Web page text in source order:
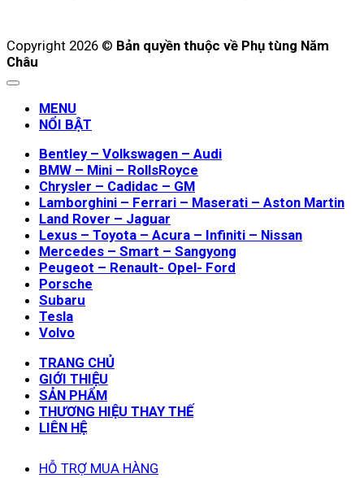
Copyright 2026 © Bản quyền thuộc về Phụ tùng Năm
Châu
MENU
NỔI BẬT
Bentley – Volkswagen – Audi
BMW – Mini – RollsRoyce
Chrysler – Cadidac – GM
Lamborghini – Ferrari – Maserati – Aston Martin
Land Rover – Jaguar
Lexus – Toyota – Acura – Infiniti – Nissan
Mercedes – Smart – Sangyong
Peugeot – Renault- Opel- Ford
Porsche
Subaru
Tesla
Volvo
TRANG CHỦ
GIỚI THIỆU
SẢN PHẨM
THƯƠNG HIỆU THAY THẾ
LIÊN HỆ
HỖ TRỢ MUA HÀNG